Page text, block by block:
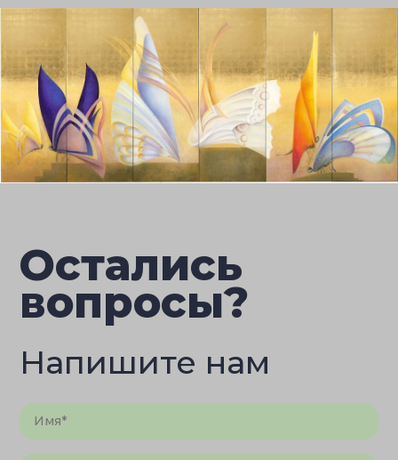
Остались
вопросы?
Напишите нам